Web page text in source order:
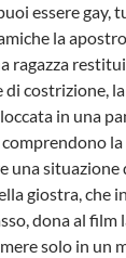
essere gay,
la
ragazza
costrizione, la
in una
la
una situazione
giostra, che
dona al film
solo in un